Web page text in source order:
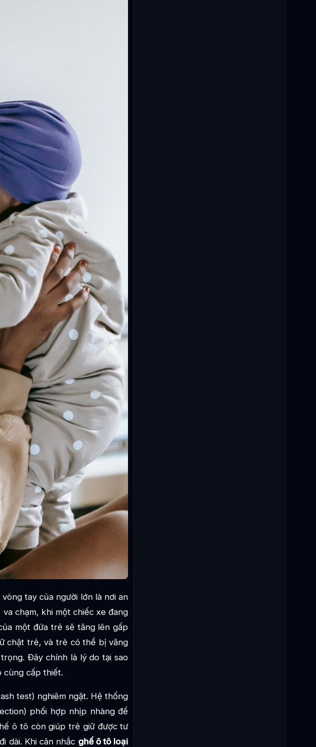
tay của người lớn là nơi an
chạm, khi một chiếc xe đang
một đứa trẻ sẽ tăng lên gấp
chặt trẻ, và trẻ có thể bị văng
Đây chính là lý do tại sao
cấp thiết.
test) nghiêm ngặt. Hệ thống
phối hợp nhịp nhàng để
ô tô còn giúp trẻ giữ được tư
dài. Khi cân nhắc ghế ô tô loại